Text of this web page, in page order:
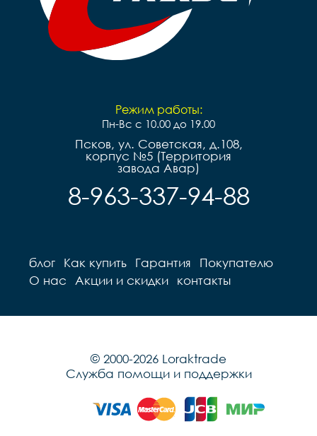
Режим работы:
Пн-Вс с 10.00 до 19.00
Псков, ул. Советская, д.108,
корпус №5 (Территория
завода Авар)
8-963-337-94-88
блог Как купить Гарантия
Покупателю
О нас
Акции и скидки контакты
© 2000-2026 Loraktrade
Служба помощи и поддержки